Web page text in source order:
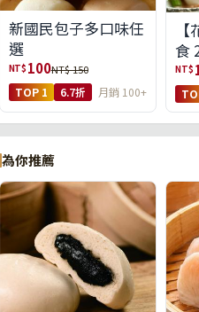
新國民包子多口味任
選
NT$ 100NT$ 150
TOP 1 6.7折 月銷 100+
食
NT$
為你推薦